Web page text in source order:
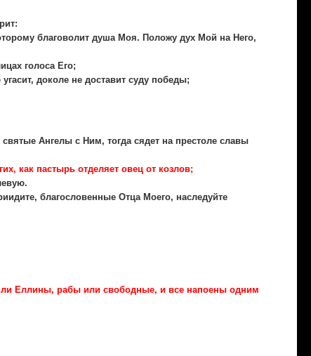
благоволит душа Моя. Положу дух Мой на Него,
голоса Его;
доколе не доставит суду победы;
Ангелы с Ним, тогда сядет на престоле славы
как пастырь отделяет овец от козлов;
благословенные Отца Моего, наследуйте
Еллины, рабы или свободные, и все напоены одним